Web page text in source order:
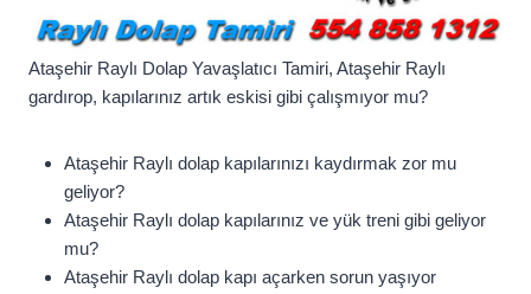
Ataşehir Raylı Dolap Yavaşlatıcı Tamiri, Ataşehir Raylı
gardırop, kapılarınız artık eskisi gibi çalışmıyor mu?
Ataşehir Raylı dolap kapılarınızı kaydırmak zor mu
geliyor?
Ataşehir Raylı dolap kapılarınız ve yük treni gibi geliyor
mu?
Ataşehir Raylı dolap kapı açarken sorun yaşıyor